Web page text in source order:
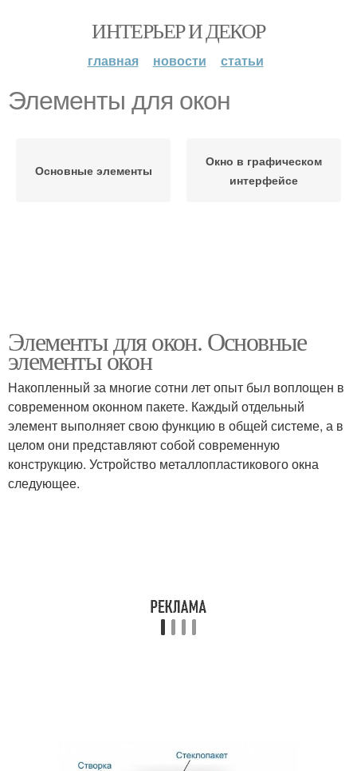
ИНТЕРЬЕР И ДЕКОР
главная новости статьи
Элементы для окон
Основные элементы
Окно в графическом
интерфейсе
Элементы для окон. Основные
элементы окон
Накопленный за многие сотни лет опыт был воплощен в
современном оконном пакете. Каждый отдельный
элемент выполняет свою функцию в общей системе, а в
целом они представляют собой современную
конструкцию. Устройство металлопластикового окна
следующее.